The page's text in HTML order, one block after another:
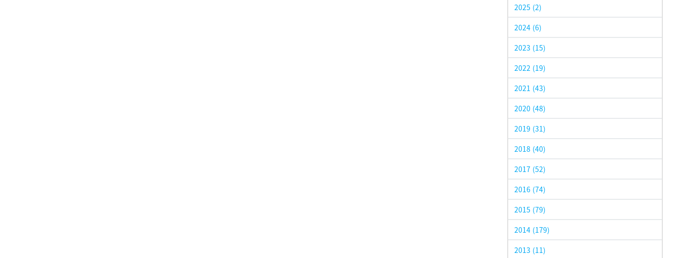
2025 (2)
2024 (6)
2023 (15)
2022 (19)
2021 (43)
2020 (48)
2019 (31)
2018 (40)
2017 (52)
2016 (74)
2015 (79)
2014 (179)
2013 (11)